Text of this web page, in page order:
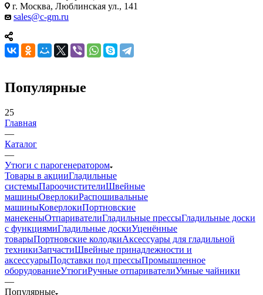
г. Москва, Люблинская ул., 141
sales@c-gm.ru
Популярные
25
Главная
—
Каталог
—
Утюги с парогенератором
Товары в акцииГладильные
системыПароочистителиШвейные
машиныОверлокиРаспошивальные
машиныКоверлокиПортновские
манекеныОтпаривателиГладильные прессыГладильные доски
с функциямиГладильные доскиУценённые
товарыПортновские колодкиАксессуары для гладильной
техникиЗапчастиШвейные принадлежности и
аксессуарыПодставки под прессыПромышленное
оборудованиеУтюгиРучные отпаривателиУмные чайники
—
Популярные